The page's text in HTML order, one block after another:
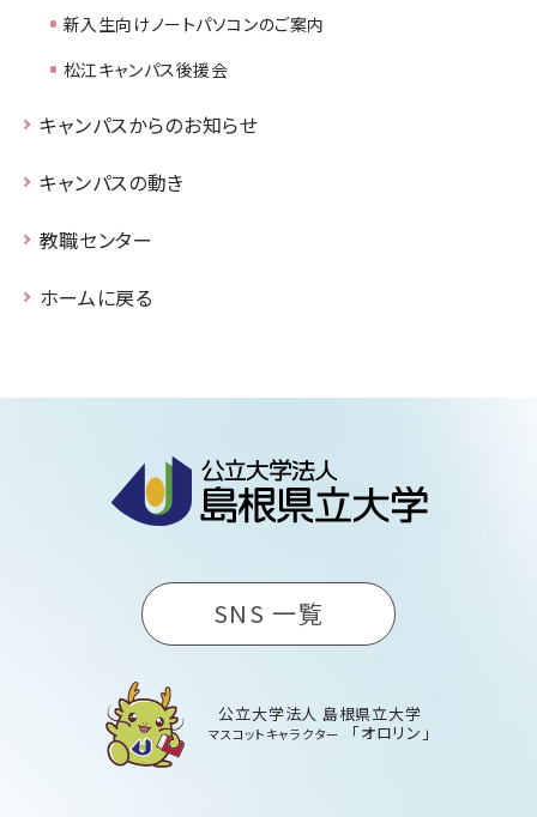
新入生向けノートパソコンのご案内
松江キャンパス後援会
キャンパスからのお知らせ
キャンパスの動き
教職センター
ホームに戻る
SNS 一覧
公立大学法人 島根県立大学
マスコットキャラクター 「オロリン」